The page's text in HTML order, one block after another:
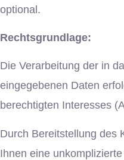
optional.
Rechtsgrundlage:
Die Verarbeitung der in
eingegebenen Daten
berechtigten Interesses
Durch Bereitstellung des
Ihnen eine